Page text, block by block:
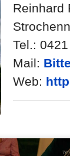
Reinhard
Tel.:
Mail:
Web: